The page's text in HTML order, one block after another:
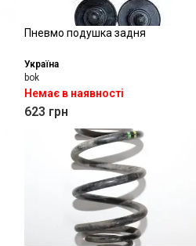
Пневмо подушка задня
Україна
bok
Немає в наявності
623 грн